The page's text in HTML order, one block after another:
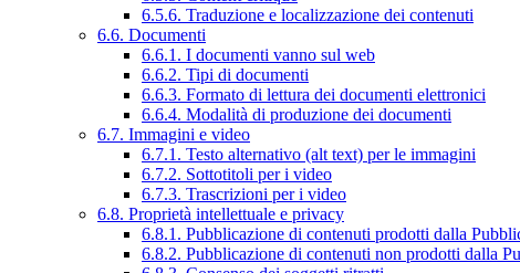
6.5.6. Traduzione e localizzazione dei contenuti
6.6. Documenti
6.6.1. I documenti vanno sul web
6.6.2. Tipi di documenti
6.6.3. Formato di lettura dei documenti elettronici
6.6.4. Modalità di produzione dei documenti
6.7. Immagini e video
6.7.1. Testo alternativo (alt text) per le immagini
6.7.2. Sottotitoli per i video
6.7.3. Trascrizioni per i video
6.8. Proprietà intellettuale e privacy
6.8.1. Pubblicazione di contenuti prodotti dalla
6.8.2. Pubblicazione di contenuti non prodotti dalla